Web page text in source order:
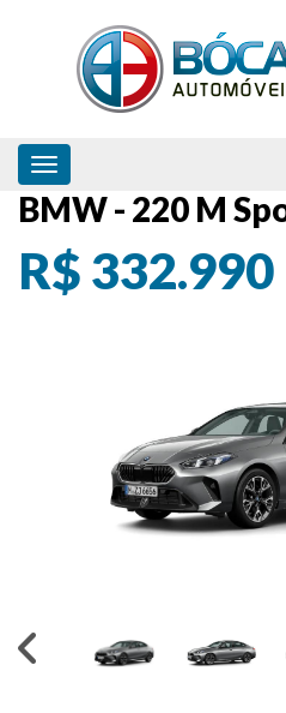
Toggle navigation
BMW - 220 M
R$ 332.990